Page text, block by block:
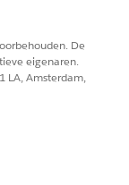
De
eigenaren.
LA, Amsterdam,